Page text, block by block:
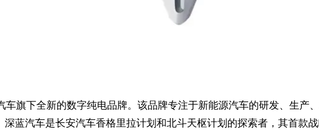
车旗下全新的数字纯电品牌。该品牌专注于新能源汽车的研发、生产
蓝汽车是长安汽车香格里拉计划和北斗天枢计划的探索者，其首款